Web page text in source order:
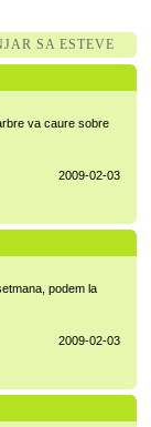
SA ESTEVE
va caure sobre
2009-02-03
podem la
2009-02-03